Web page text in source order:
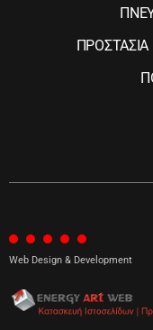
Web Design & Development